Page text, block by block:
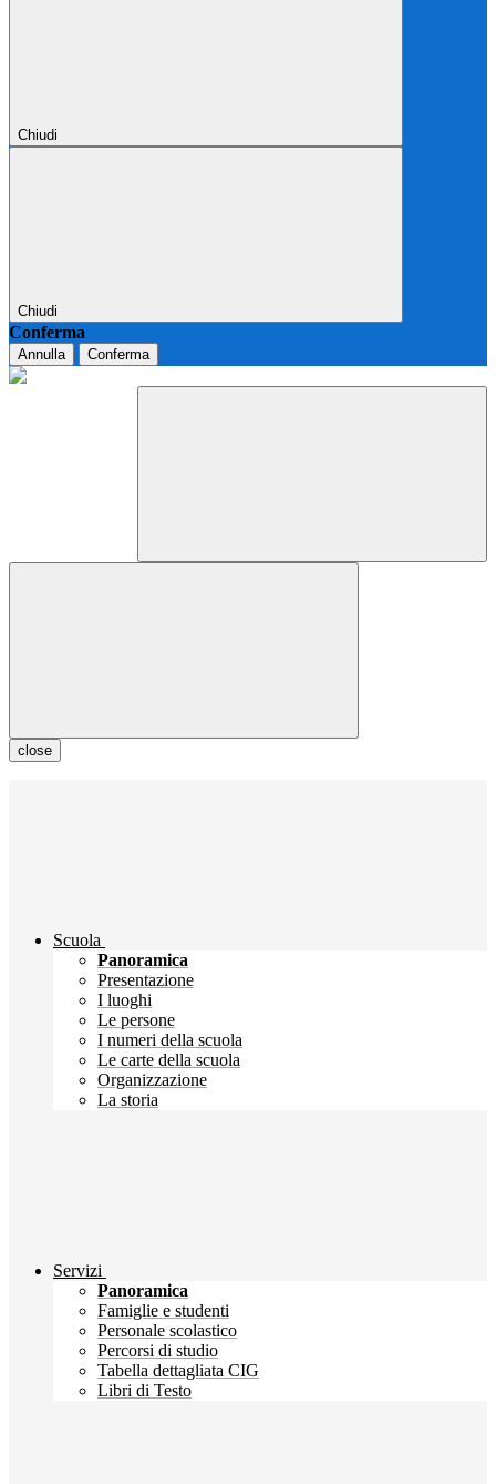
Chiudi
Chiudi
Conferma
Annulla Conferma
close
Scuola
Panoramica
Presentazione
I luoghi
Le persone
I numeri della scuola
Le carte della scuola
Organizzazione
La storia
Servizi
Panoramica
Famiglie e studenti
Personale scolastico
Percorsi di studio
Tabella dettagliata CIG
Libri di Testo